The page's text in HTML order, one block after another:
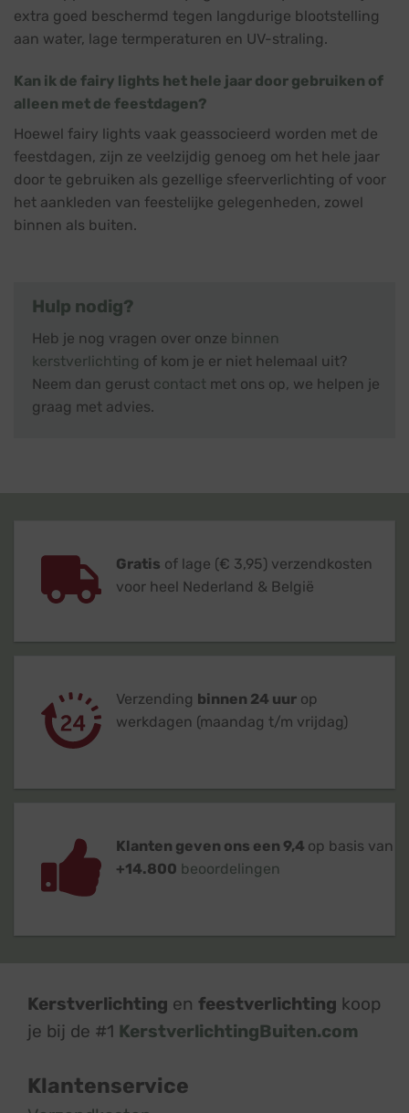
extra goed beschermd tegen langdurige blootstelling
aan water, lage termperaturen en UV-straling.
Kan ik de fairy lights het hele jaar door gebruiken of
alleen met de feestdagen?
Hoewel fairy lights vaak geassocieerd worden met de
feestdagen, zijn ze veelzijdig genoeg om het hele jaar
door te gebruiken als gezellige sfeerverlichting of voor
het aankleden van feestelijke gelegenheden, zowel
binnen als buiten.
Hulp nodig?
Heb je nog vragen over onze binnen
kerstverlichting of kom je er niet helemaal uit?
Neem dan gerust contact met ons op, we helpen je
graag met advies.
Gratis of lage (€ 3,95) verzendkosten
voor heel Nederland & België
Verzending binnen 24 uur op
werkdagen (maandag t/m vrijdag)
Klanten geven ons een 9,4 op basis van
+14.800 beoordelingen
Kerstverlichting en feestverlichting koop
je bij de #1 KerstverlichtingBuiten.com
Klantenservice